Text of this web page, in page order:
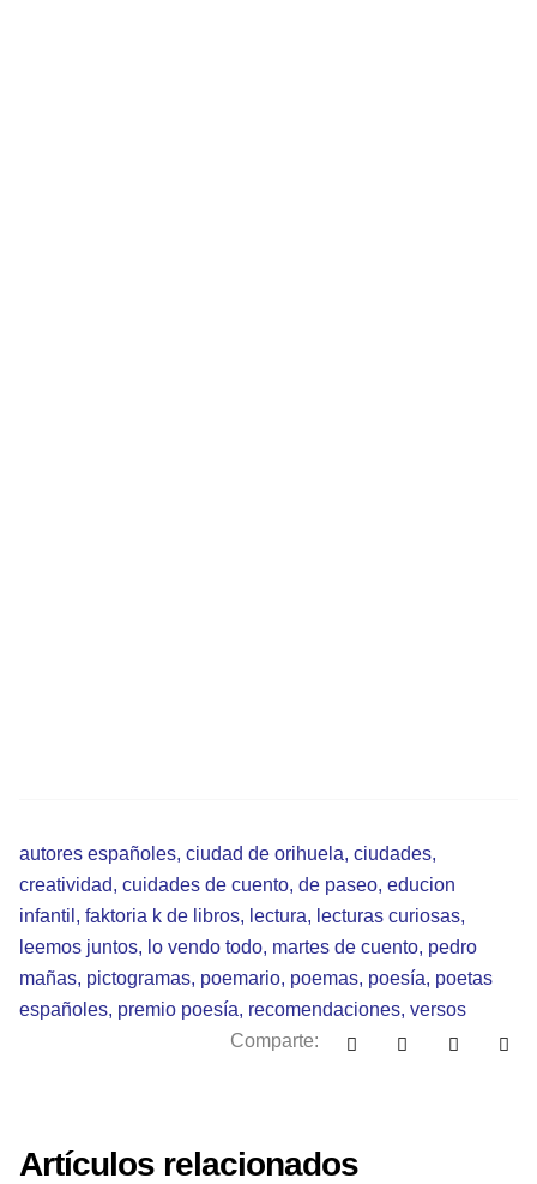
autores españoles, ciudad de orihuela, ciudades,
creatividad, cuidades de cuento, de paseo, educion
infantil , faktoria k de libros, lectura, lecturas curiosas,
leemos juntos, lo vendo todo, martes de cuento, pedro
mañas, pictogramas, poemario, poemas, poesía, poetas
españoles, premio poesía, recomendaciones, versos
Comparte:
Artículos relacionados